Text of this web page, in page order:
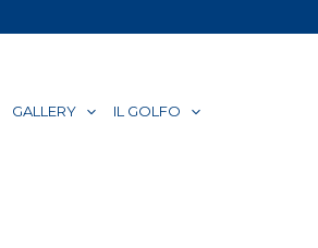
GALLERY IL GOLFO